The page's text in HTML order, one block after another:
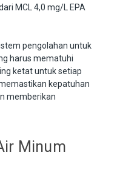
MCL 4,0 mg/L EPA
pengolahan untuk
harus mematuhi
ketat untuk setiap
kepatuhan
memberikan
Minum